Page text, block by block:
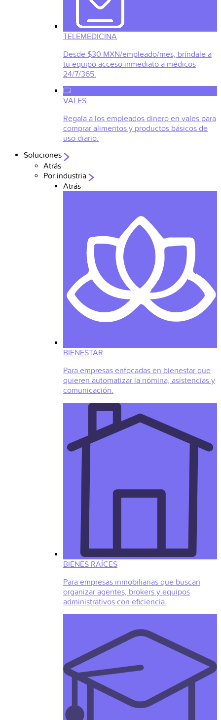
TELEMEDICINA
Desde $30 MXN/empleado/mes, bríndale a
tu equipo acceso inmediato a médicos
24/7/365.
VALES
Regala a los empleados dinero en vales para
comprar alimentos y productos básicos de
uso diario.
Soluciones
Atrás
Por industria
Atrás
BIENESTAR
Para empresas enfocadas en bienestar que
quieren automatizar la nómina, asistencias y
comunicación.
BIENES RAÍCES
Para empresas inmobiliarias que buscan
organizar agentes, brokers y equipos
administrativos con eficiencia.